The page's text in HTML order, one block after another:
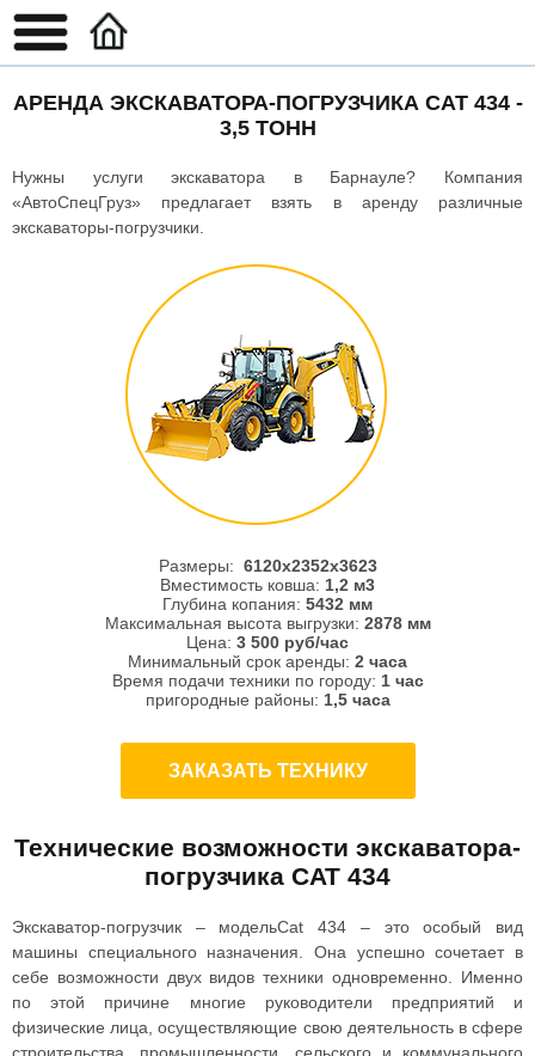
АРЕНДА ЭКСКАВАТОРА-ПОГРУЗЧИКА CAT 434 -
3,5 ТОНН
Нужны услуги экскаватора в Барнауле? Компания
«АвтоСпецГруз» предлагает взять в аренду различные
экскаваторы-погрузчики.
Размеры: 6120x2352x3623
Вместимость ковша: 1,2 м3
Глубина копания: 5432 мм
Максимальная высота выгрузки: 2878 мм
Цена: 3 500 руб/час
Минимальный срок аренды: 2 часа
Время подачи техники по городу: 1 час
пригородные районы: 1,5 часа
ЗАКАЗАТЬ ТЕХНИКУ
Технические возможности экскаватора-
погрузчика CAT 434
Экскаватор-погрузчик – модельCat 434 – это особый вид
машины специального назначения. Она успешно сочетает в
себе возможности двух видов техники одновременно. Именно
по этой причине многие руководители предприятий и
физические лица, осуществляющие свою деятельность в сфере